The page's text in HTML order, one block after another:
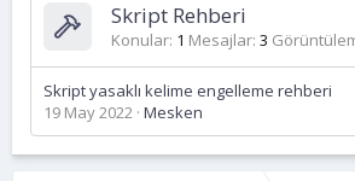
Skript Rehberi
Konular 1 Mesajlar 3
Skript yasaklı kelime engelleme rehberi
19 May 2022 Mesken